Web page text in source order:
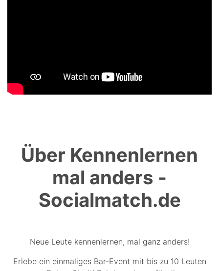
Über Kennenlernen
mal anders -
Socialmatch.de
Neue Leute kennenlernen, mal ganz anders!
Erlebe ein einmaliges Bar-Event mit bis zu 10 Leuten